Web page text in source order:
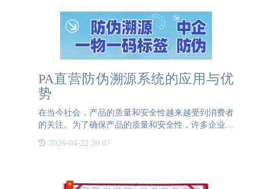
PA直营防伪溯源系统的应用与优
势
在当今社会，产品的质量和安全性越来越受到消费者
的关注。为了确保产品的质量和安全性，许多企业开
中的一种：它通过一物一码二维码标签，在产品的每
2026-04-22 20:07